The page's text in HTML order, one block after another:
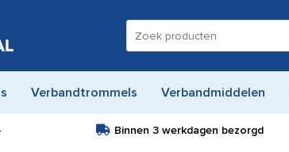
naar:
Verbandtrommels Verbandmiddelen
Binnen 3 werkdagen bezorgd